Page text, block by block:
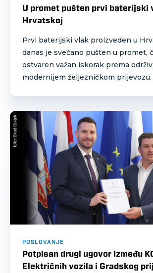
U promet pušten prvi baterijski
Hrvatskoj
Prvi baterijski vlak proizveden u
danas je svečano pušten u promet,
ostvaren važan iskorak prema
modernijem željezničkom prijevozu.
POSLOVANJE
Potpisan drugi ugovor između
Električnih vozila i Gradskog